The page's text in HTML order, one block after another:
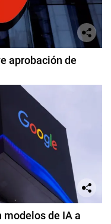
aprobación de
modelos de IA a